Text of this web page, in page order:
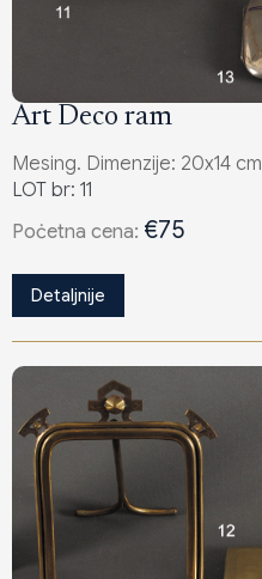
Art Deco ram
Mesing. Dimenzije: 20x14 cm
LOT br: 11
Poċetna cena: €75
Detaljnije